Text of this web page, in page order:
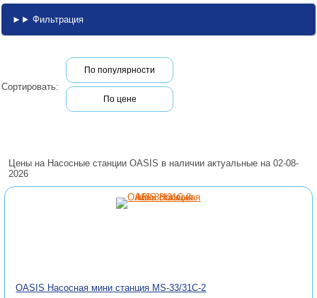
Фильтрация
Сортировать:
По популярности
По цене
Цены на Насосные станции OASIS в наличии актуальные на 02-08-
2026
OASIS Насосная мини станция MS-33/31C-2